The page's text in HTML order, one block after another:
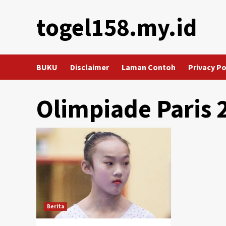
togel158.my.id
BUKU Disclaimer Laman Contoh Privacy
Olimpiade Paris
Berita